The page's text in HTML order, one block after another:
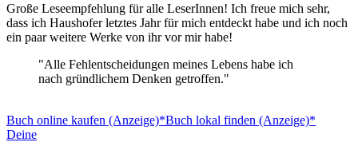
Große Leseempfehlung für alle LeserInnen! Ich freue mich sehr,
dass ich Haushofer letztes Jahr für mich entdeckt habe und ich noch
ein paar weitere Werke von ihr vor mir habe!
"Alle Fehlentscheidungen meines Lebens habe ich
nach gründlichem Denken getroffen."
Buch online kaufen (Anzeige)*Buch lokal finden (Anzeige)*
Deine